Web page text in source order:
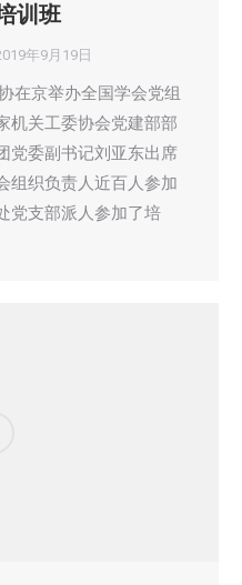
训班
年9月19日
在京举办全国学会党组
机关工委协会党建部部
党委副书记刘亚东出席
组织负责人近百人参加
党支部派人参加了培